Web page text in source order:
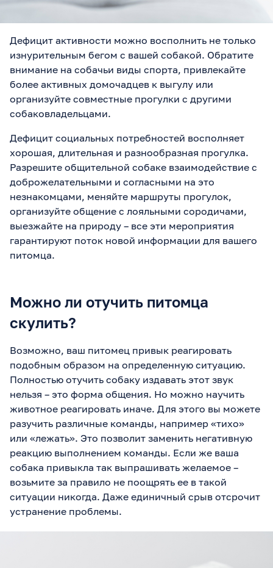
Дефицит активности можно восполнить не только
изнурительным бегом с вашей собакой. Обратите
внимание на собачьи виды спорта, привлекайте
более активных домочадцев к выгулу или
организуйте совместные прогулки с другими
собаковладельцами.
Дефицит социальных потребностей восполняет
хорошая, длительная и разнообразная прогулка.
Разрешите общительной собаке взаимодействие с
доброжелательными и согласными на это
незнакомцами, меняйте маршруты прогулок,
организуйте общение с лояльными сородичами,
выезжайте на природу – все эти мероприятия
гарантируют поток новой информации для вашего
питомца.
Можно ли отучить питомца
скулить?
Возможно, ваш питомец привык реагировать
подобным образом на определенную ситуацию.
Полностью отучить собаку издавать этот звук
нельзя – это форма общения. Но можно научить
животное реагировать иначе. Для этого вы можете
разучить различные команды, например «тихо»
или «лежать». Это позволит заменить негативную
реакцию выполнением команды. Если же ваша
собака привыкла так выпрашивать желаемое –
возьмите за правило не поощрять ее в такой
ситуации никогда. Даже единичный срыв отсрочит
устранение проблемы.